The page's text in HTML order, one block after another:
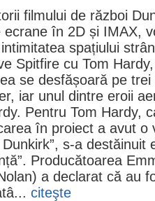
filmului de război
ecrane în 2D și IMAX,
spațiului
Spitfire cu Tom Hardy
se desfășoară pe
iar unul dintre eroii
Pentru Tom Hardy,
în proiect a avut o
s-a destăinuit
Producătoarea
) a declarat că au
citeşte